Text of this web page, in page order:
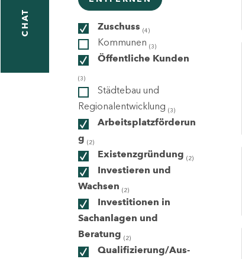
CHAT Zuschuss (4)
Kommunen (3)
Öffentliche Kunden
(3)
Städtebau und
Regionalentwicklung (3)
Arbeitsplatzförderun
g (2)
Existenzgründung (2)
Investieren und
Wachsen (2)
Investitionen in
Sachanlagen und
Beratung (2)
Qualifizierung/Aus-